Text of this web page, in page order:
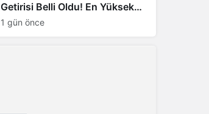
Getirisi Belli Oldu! En Yüksek
Kazanç Hangi Bankada?
1 gün önce